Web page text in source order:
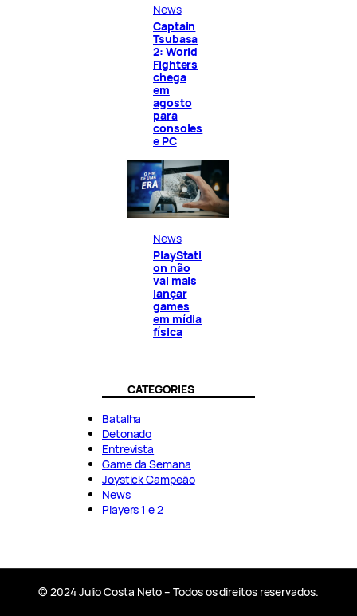
News
Captain
Tsubasa
2: World
Fighters
chega
em
agosto
para
consoles
e PC
News
PlayStati
on não
vai mais
lançar
games
em mídia
física
CATEGORIES
Batalha
Detonado
Entrevista
Game da Semana
Joystick Campeão
News
Players 1 e 2
© 2024 Julio Costa Neto – Todos os direitos reservados.